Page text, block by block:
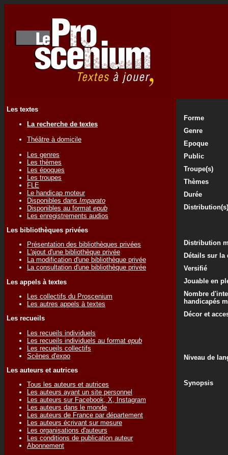
Les textes
La recherche de textes
Théâtre à domicile
Les genres
Les thèmes
Les époques
Les troupes
FLE
Le handicap moteur
Disponibles dans Imparato
Disponibles au format epub
Les enregistrements audios
Les bibliothèques privées
Présentation des bibliothèques privées
L'ajout d'une bibliothèque privée
La modification d'une bibliothèque privée
La consultation d'une bibliothèque privée
Les appels à textes
Les collectifs du Proscenium
Les autres appels à textes
Les recueils
Les recueils individuels
Les recueils individuels au format epub
Les recueils collectifs
Scènes d'expo
Les auteurs et autrices
Tous les auteurs et autrices
Les auteurs ayant un site personnel
Les auteurs sur Facebook, X, Instagram
Les auteurs dans le monde
Les auteurs de France par département
Les auteurs écrivant sur mesure
Les organisations d'auteurs
Les conditions de publication auteur
Abonnement
Forme
Genre
Epoque
Public
Troupe(s)
Thèmes
Durée
Distribution(s)
Distribution
Détails sur
Versifié
Jouable en
Nombre
handicapés
Décor et
Niveau de
Synopsis